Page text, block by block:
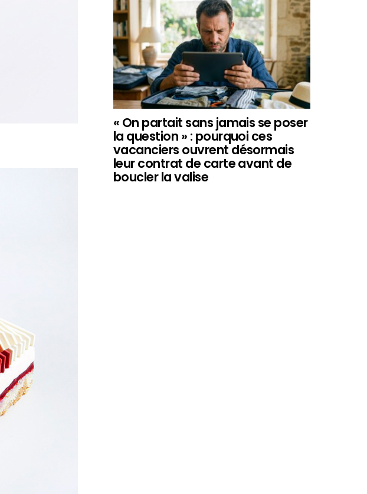
« On partait sans jamais se poser
la question » : pourquoi ces
vacanciers ouvrent désormais
leur contrat de carte avant de
boucler la valise